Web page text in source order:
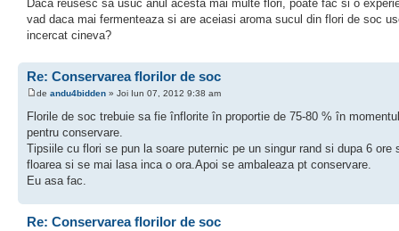
Daca reusesc sa usuc anul acesta mai multe flori, poate fac si o
vad daca mai fermenteaza si are aceiasi aroma sucul din flori de soc
incercat cineva?
Re: Conservarea florilor de soc
de andu4bidden » Joi Iun 07, 2012 9:38 am
Florile de soc trebuie sa fie înflorite în proportie de 75-80 % în
pentru conservare.
Tipsiile cu flori se pun la soare puternic pe un singur rand si dupa 6 ore
floarea si se mai lasa inca o ora.Apoi se ambaleaza pt conservare.
Eu asa fac.
Re: Conservarea florilor de soc